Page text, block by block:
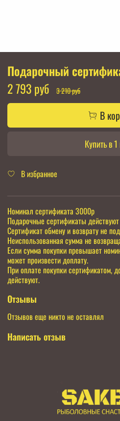
Подарочный
2 793 руб
3 210 руб
В
Купить в
В избранное
Номинал сертификата 3000р
Подарочные сертификаты
Сертификат обмену и возврату не
Неиспользованная сумма не
Если сумма покупки превышает
может произвести доплату.
При оплате покупки сертификатом,
действуют.
Отзывы
Отзывов еще никто не оставлял
Написать отзыв